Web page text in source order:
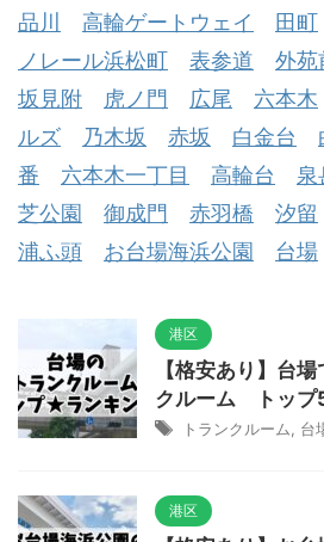
品川 高輪ゲートウェイ 田町
ノレール浜松町
表参道 外苑
坂見附
虎ノ門 広尾 六本木
ルズ
乃木坂 赤坂 白金台
番
六本木一丁目 高輪台 泉
芝公園
御成門 赤羽橋 汐留
浦ふ頭
お台場海浜公園 台場
港区
【格安あり】台
クルーム トップ
トランクルーム 台
港区